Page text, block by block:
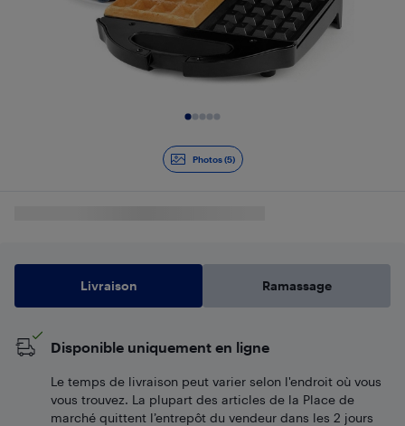
Photos (5)
Livraison Ramassage
Disponible uniquement en ligne
Le temps de livraison peut varier selon l'endroit où vous
vous trouvez. La plupart des articles de la Place de
marché quittent l’entrepôt du vendeur dans les 2 jours